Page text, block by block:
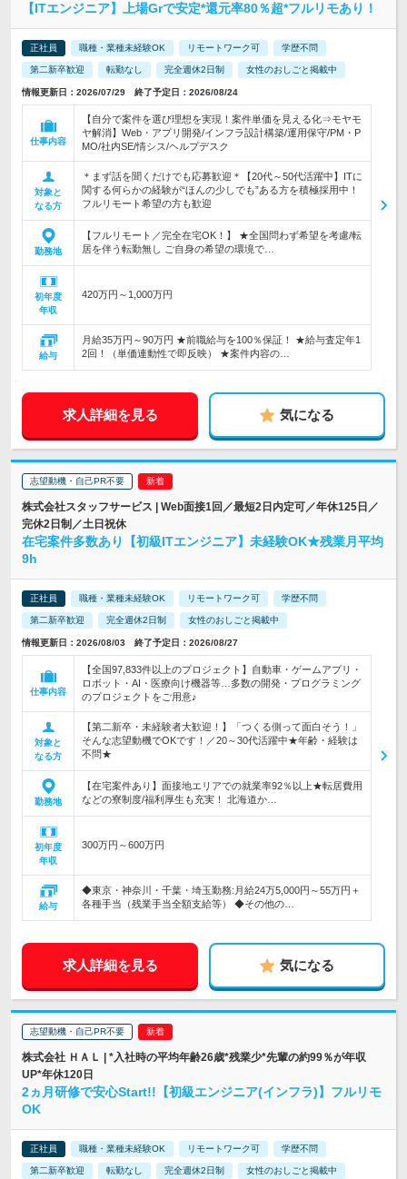
【ITエンジニア】上場Grで安定*還元率80％超*フルリモあり！
正社員 職種・業種未経験OK リモートワーク可 学歴不問
第二新卒歓迎 転勤なし 完全週休2日制 女性のおしごと掲載中
情報更新日：2026/07/29 終了予定日：2026/08/24
仕事内容
【自分で案件を選び理想を実現！案件単価を見える化⇒モヤモ
ヤ解消】Web・アプリ開発/インフラ設計構築/運用保守/PM・P
MO/社内SE/情シス/ヘルプデスク
対象と
なる方
＊まず話を聞くだけでも応募歓迎＊【20代～50代活躍中】ITに
関する何らかの経験が“ほんの少しでも”ある方を積極採用中！
フルリモート希望の方も歓迎
勤務地
【フルリモート／完全在宅OK！】 ★全国問わず希望を考慮/転
居を伴う転勤無し ご自身の希望の環境で…
初年度
年収
420万円～1,000万円
給与
月給35万円～90万円 ★前職給与を100％保証！ ★給与査定年1
2回！（単価連動性で即反映） ★案件内容の…
求人詳細を見る 気になる
志望動機・自己PR不要
株式会社スタッフサービス | Web面接1回／最短2日内定可／年休125日／
完休2日制／土日祝休
在宅案件多数あり【初級ITエンジニア】未経験OK★残業月平均
9h
正社員 職種・業種未経験OK リモートワーク可 学歴不問
第二新卒歓迎 完全週休2日制 女性のおしごと掲載中
情報更新日：2026/08/03 終了予定日：2026/08/27
仕事内容
【全国97,833件以上のプロジェクト】自動車・ゲームアプリ・
ロボット・AI・医療向け機器等…多数の開発・プログラミング
のプロジェクトをご用意♪
対象と
なる方
【第二新卒・未経験者大歓迎！】「つくる側って面白そう！」
そんな志望動機でOKです！／20～30代活躍中★年齢・経験は
不問★
勤務地
【在宅案件あり】面接地エリアでの就業率92％以上★転居費用
などの寮制度/福利厚生も充実！ 北海道か…
初年度
年収
300万円～600万円
給与
◆東京・神奈川・千葉・埼玉勤務:月給24万5,000円～55万円＋
各種手当（残業手当全額支給等） ◆その他の…
求人詳細を見る 気になる
志望動機・自己PR不要
株式会社 ＨＡＬ | *入社時の平均年齢26歳*残業少*先輩の約99％が年収
UP*年休120日
2ヵ月研修で安心Start!!【初級エンジニア(インフラ)】フルリモ
OK
正社員 職種・業種未経験OK リモートワーク可 学歴不問
第二新卒歓迎 転勤なし 完全週休2日制 女性のおしごと掲載中